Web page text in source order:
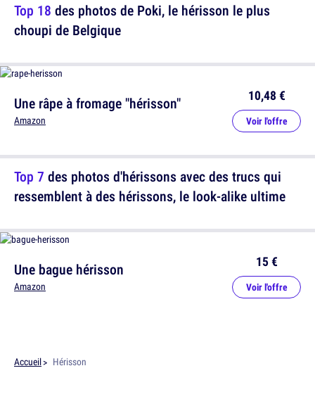
Top 18 des photos de Poki, le hérisson le plus
choupi de Belgique
Top 7 des photos d'hérissons avec des trucs qui
ressemblent à des hérissons, le look-alike ultime
Une râpe à fromage "hérisson"
Amazon
10,48 €
Voir l'offre
Une bague hérisson
Amazon
15 €
Voir l'offre
Accueil Hérisson